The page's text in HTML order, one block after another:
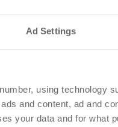
Ad Settings
using technology
and content, ad and
your data and for what